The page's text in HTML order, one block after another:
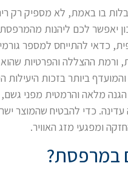
בו באמת, לא מספיק רק
יאפשר לכם ליהנות
כדאי להתייחס למספר
ורמת ההצללה והפרטיות
ביותר בזכות היעילות
מלאה והרמטית מפני
כדי להבטיח שהמוצר
במרפסת?